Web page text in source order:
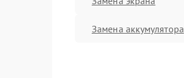
Замена аккумулятора